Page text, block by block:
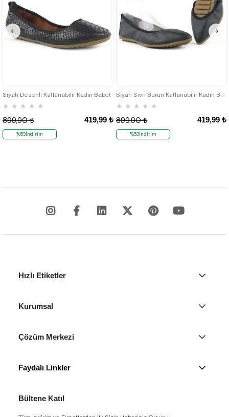
Siyah Desenli Katlanabilir Kadın Babet
★ ★ ★ ★ ★
419,99 ₺
899,90 ₺
%53İndirim
★ ★ ★ ★ ★
419,99 ₺
899,90 ₺
%53İndirim
Hızlı Etiketler
Kurumsal
Çözüm Merkezi
Faydalı Linkler
Bültene Katıl